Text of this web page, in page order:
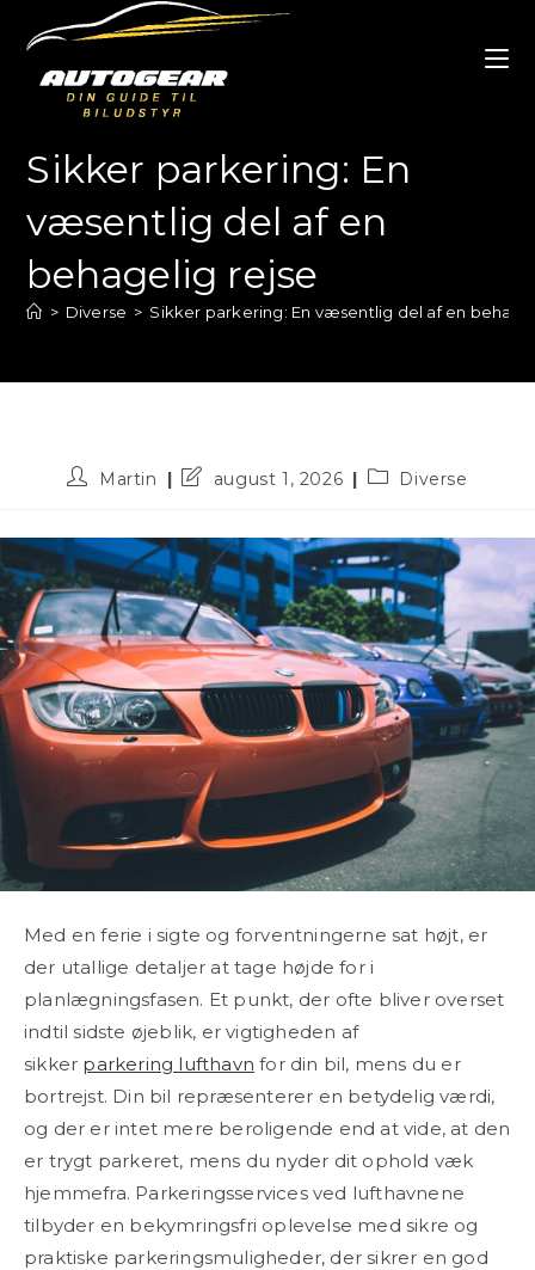
content
Sikker parkering: En
væsentlig del af en
behagelig rejse
> Diverse > Sikker parkering: En væsentlig del af en
PostMartin
Postaugust 1, 2026
PostDiverse
Med en ferie i sigte og forventningerne sat højt, er
der utallige detaljer at tage højde for i
planlægningsfasen. Et punkt, der ofte bliver overset
indtil sidste øjeblik, er vigtigheden af
sikker parkering lufthavn for din bil, mens du er
bortrejst. Din bil repræsenterer en betydelig værdi,
og der er intet mere beroligende end at vide, at den
er trygt parkeret, mens du nyder dit ophold væk
hjemmefra. Parkeringsservices ved lufthavnene
tilbyder en bekymringsfri oplevelse med sikre og
praktiske parkeringsmuligheder, der sikrer en god